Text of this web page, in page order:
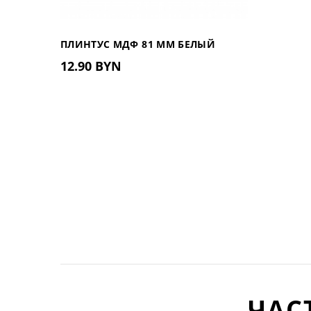
ПЛИНТУС МДФ 81 ММ БЕЛЫЙ
81.402
12.90 BYN